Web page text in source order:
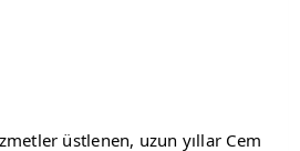
üstlenen, uzun yıllar Cem